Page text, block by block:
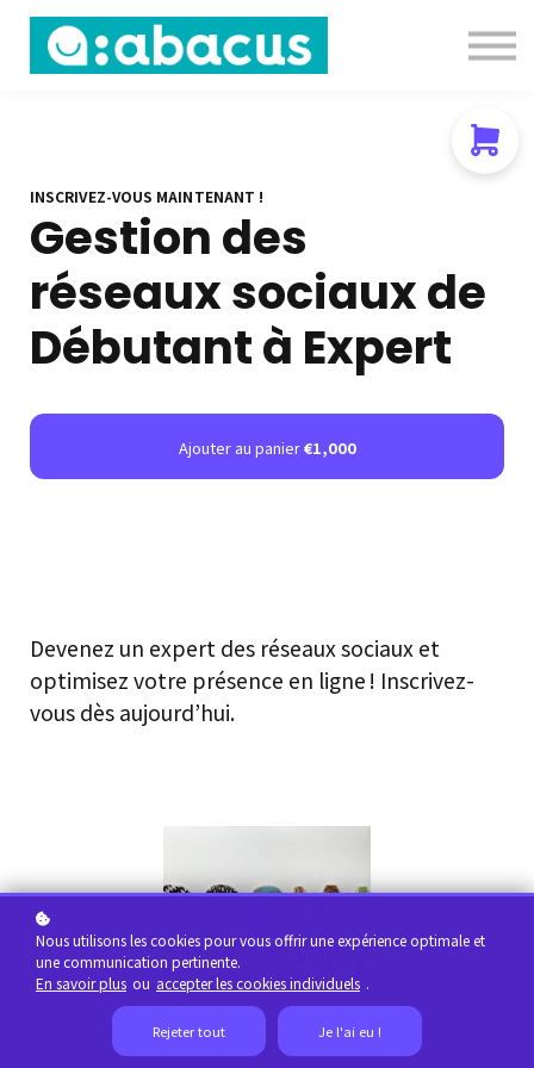
Nous contacter
About us
INSCRIVEZ-VOUS MAINTENANT !
Gestion des
réseaux sociaux de
Débutant à Expert
Ajouter au panier€1,000
Devenez un expert des réseaux sociaux et
optimisez votre présence en ligne ! Inscrivez-
vous dès aujourd’hui.
Nous utilisons les cookies pour vous offrir une expérience optimale et
une communication pertinente.
En savoir plus ou accepter les cookies individuels .
Rejeter tout Je l'ai eu !